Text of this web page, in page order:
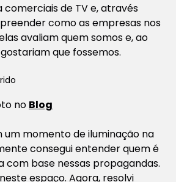
comerciais de TV e, através
como as empresas nos
avaliam quem somos e, ao
que fossemos.
no Blog
um momento de iluminação na
consegui entender quem é
com base nessas propagandas.
espaço. Agora, resolvi